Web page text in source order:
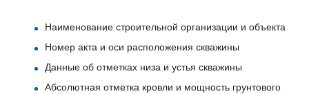
Наименование строительной организации и объекта
Номер акта и оси расположения скважины
Данные об отметках низа и устья скважины
Абсолютная отметка кровли и мощность грунтового